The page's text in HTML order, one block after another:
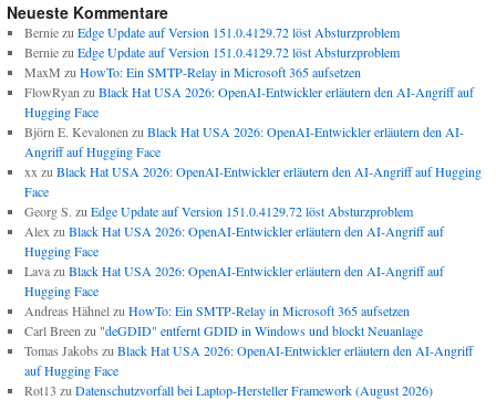
Neueste Kommentare
BerniezuEdge Update auf Version 151.0.4129.72 löst Absturzproblem
BerniezuEdge Update auf Version 151.0.4129.72 löst Absturzproblem
MaxM zuHowTo: Ein SMTP-Relay in Microsoft 365 aufsetzen
FlowRyanzuBlack Hat USA 2026: OpenAI-Entwickler erläutern den AI-Angriff auf
Hugging Face
Björn E. KevalonenzuBlack Hat USA 2026: OpenAI-Entwickler erläutern den AI-
Angriff auf Hugging Face
xxzuBlack Hat USA 2026: OpenAI-Entwickler erläutern den AI-Angriff auf Hugging
Face
Georg S. zuEdge Update auf Version 151.0.4129.72 löst Absturzproblem
AlexzuBlack Hat USA 2026: OpenAI-Entwickler erläutern den AI-Angriff auf
Hugging Face
LavazuBlack Hat USA 2026: OpenAI-Entwickler erläutern den AI-Angriff auf
Hugging Face
Andreas HähnelzuHowTo: Ein SMTP-Relay in Microsoft 365 aufsetzen
Carl Breenzu "deGDID" entfernt GDID in Windows und blockt Neuanlage
Tomas Jakobs zuBlack Hat USA 2026: OpenAI-Entwickler erläutern den AI-Angriff
auf Hugging Face
Rot13 zuDatenschutzvorfall bei Laptop-Hersteller Framework (August 2026)